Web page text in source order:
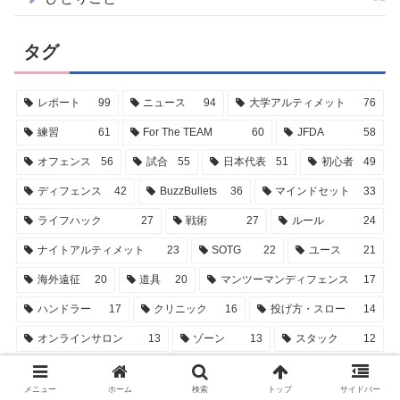
タグ
レポート 99 ニュース 94 大学アルティメット 76
練習 61 For The TEAM 60 JFDA 58
オフェンス 56 試合 55 日本代表 51 初心者 49
ディフェンス 42 BuzzBullets 36 マインドセット 33
ライフハック 27 戦術 27 ルール 24
ナイトアルティメット 23 SOTG 22 ユース 21
海外遠征 20 道具 20 マンツーマンディフェンス 17
ハンドラー 17 クリニック 16 投げ方・スロー 14
オンラインサロン 13 ゾーン 13 スタック 12
スポーツクラブ アプリ 11
メニュー ホーム 検索 トップ サイドバー